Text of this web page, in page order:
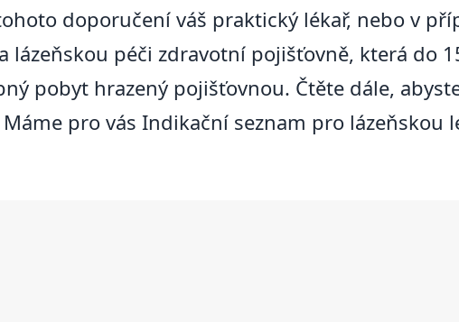
doporučení váš praktický lékař, nebo v
lázeňskou péči zdravotní pojišťovně, která do
pobyt hrazený pojišťovnou. Čtěte dále,
pro vás Indikační seznam pro lázeňskou